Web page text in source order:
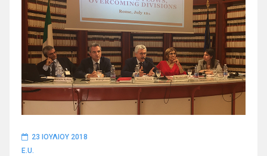
23 ΙΟΥΛΊΟΥ 2018
E.U.